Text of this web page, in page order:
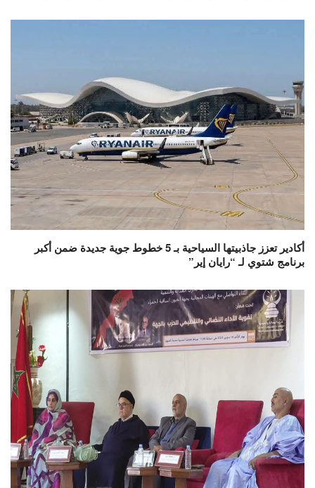
أكادير تعزز جاذبيتها السياحية بـ 5 خطوط جوية جديدة ضمن أكبر
برنامج شتوي لـ “رايان إير”